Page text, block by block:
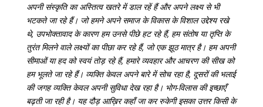
अपनी संस्कृति का अस्तित्व खतरे में डाल रहें हैं और अपने लक्ष्य से भी
भटकते जा रहे हैं। जो हमने अपने समाज के विकास के विशाल उद्देश्य रखे
थे, उपभोक्तावाद के कारण हम उनसे पीछे हट रहे हैं, हम संतोष या तृप्ति के
तुरंत मिलने वाले लक्ष्यों का पीछा कर रहे हैं, जो एक झूठ मात्र है। हम अपनी
सीमाओं या हद को स्वयं तोड़ रहे हैं, हमारे व्यवहार और आचरण की सीख को
हम भूलते जा रहे हैं। व्यक्ति केवल अपने बारे में सोच रहा है, दूसरों की भलाई
की जगह व्यक्ति केवल अपनी सुविधा देख रहा है। भोग-विलास की इच्छाएँ
बढ़ती जा रही है। यह दौड़ आख़िर कहाँ जा कर रुकेगी इसका उत्तर किसी के